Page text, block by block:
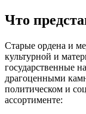
Что
Старые ордена и
культурной и
государственные
драгоценными
политическом и
ассортименте: